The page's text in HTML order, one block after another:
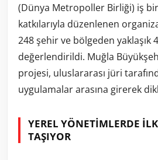
(Dünya Metropoller Birliği) iş
katkılarıyla düzenlenen
248 şehir ve bölgeden yaklaşık
değerlendirildi. Muğla
projesi, uluslararası jüri
uygulamalar arasına girerek
YEREL YÖNETİMLERDE
TAŞIYOR